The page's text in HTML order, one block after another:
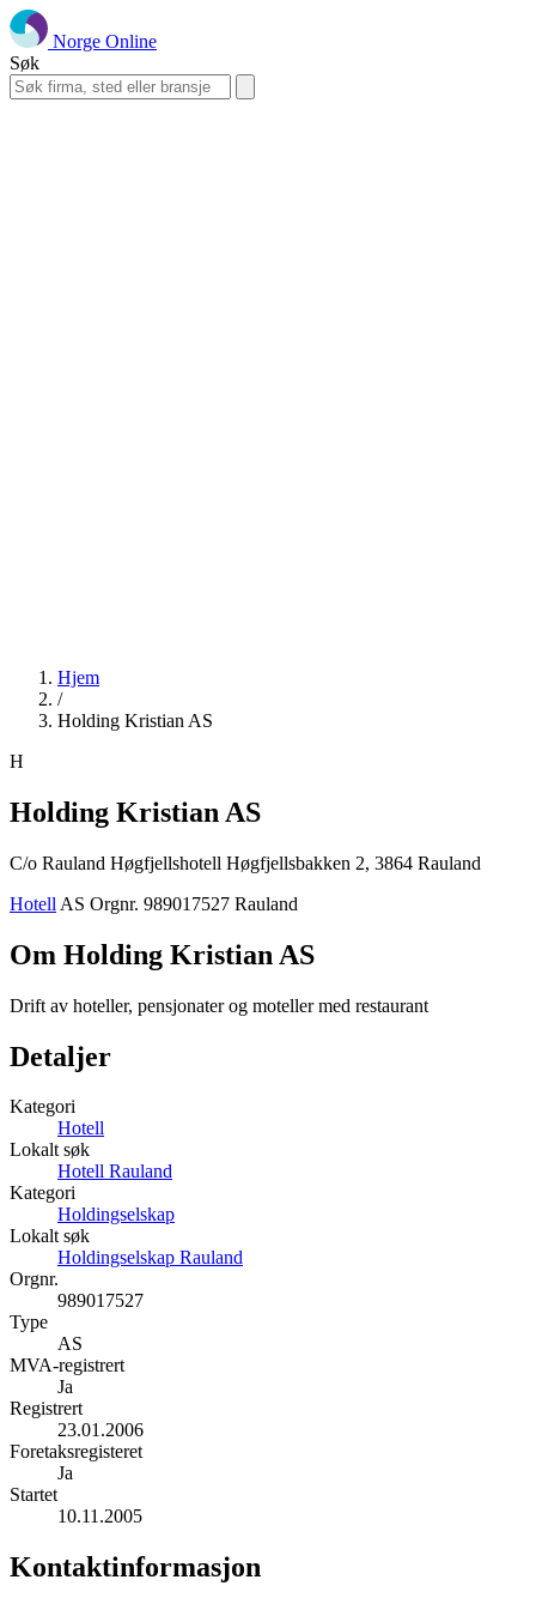
Norge Online
Søk
Hjem
/
Holding Kristian AS
H
Holding Kristian AS
C/o Rauland Høgfjellshotell Høgfjellsbakken 2, 3864 Rauland
Hotell AS Orgnr. 989017527 Rauland
Om Holding Kristian AS
Drift av hoteller, pensjonater og moteller med restaurant
Detaljer
Kategori
Hotell
Lokalt søk
Hotell Rauland
Kategori
Holdingselskap
Lokalt søk
Holdingselskap Rauland
Orgnr.
989017527
Type
AS
MVA-registrert
Ja
Registrert
23.01.2006
Foretaksregisteret
Ja
Startet
10.11.2005
Kontaktinformasjon